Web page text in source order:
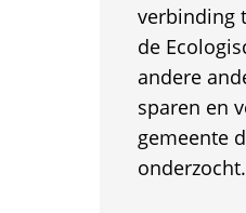
verbinding
de
andere
sparen en
gemeente
onderzocht.